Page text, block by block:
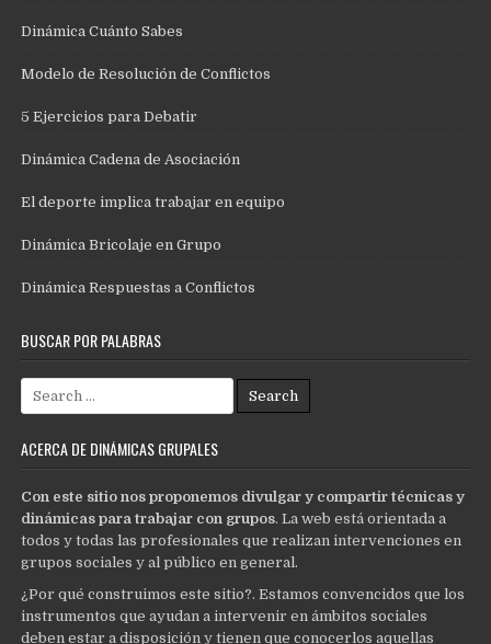
Dinámica Cuánto Sabes
Modelo de Resolución de Conflictos
5 Ejercicios para Debatir
Dinámica Cadena de Asociación
El deporte implica trabajar en equipo
Dinámica Bricolaje en Grupo
Dinámica Respuestas a Conflictos
BUSCAR POR PALABRAS
Search
for:
ACERCA DE DINÁMICAS GRUPALES
Con este sitio nos proponemos divulgar y compartir técnicas y
dinámicas para trabajar con grupos. La web está orientada a
todos y todas las profesionales que realizan intervenciones en
grupos sociales y al público en general.
¿Por qué construimos este sitio?. Estamos convencidos que los
instrumentos que ayudan a intervenir en ámbitos sociales
deben estar a disposición y tienen que conocerlos aquellas